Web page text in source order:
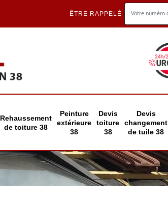
ÊTRE RAPPELÉ
Rehaussement
de toiture 38
Peinture
extérieure
38
Devis
toiture
38
Devis
changement
de tuile 38